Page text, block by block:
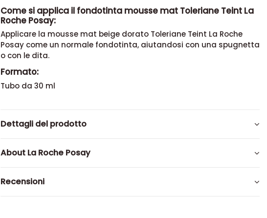
Come si applica il fondotinta mousse mat Toleriane Teint La
Roche Posay:
Applicare la mousse mat beige dorato Toleriane Teint La Roche
Posay come un normale fondotinta, aiutandosi con una spugnetta
o con le dita.
Formato:
Tubo da 30 ml
Dettagli del prodotto
About La Roche Posay
Recensioni